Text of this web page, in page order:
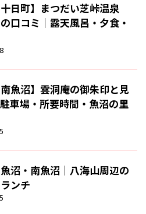
十日町】まつだい芝峠温泉
の口コミ｜露天風呂・夕食・
南魚沼】雲洞庵の御朱印と見
車場・所要時間・魚沼の里
魚沼・南魚沼｜八海山周辺の
ンチ